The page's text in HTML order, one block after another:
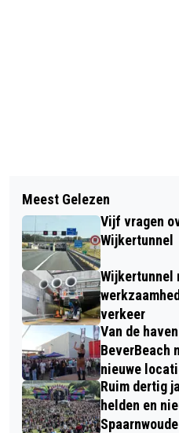
JUMA BESTAAT 25
KABOUTERPAD IN
NODIGT JONGE
BEWEGEN
Meest Gelezen
Vijf vragen
Wijkertunnel
Wijkertunnel
verkeer
Van de
BeverBeach
nieuwe
Ruim dertig
helden en
Spaarnwoude